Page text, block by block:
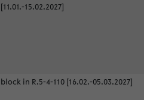
[11.01.-15.02.2027]
block in R.5-4-110 [16.02.-05.03.2027]